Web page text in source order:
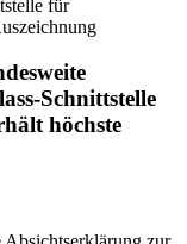
Schnittstelle
höchste